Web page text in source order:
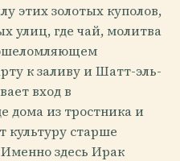
этих золотых куполов,
улиц, где чай, молитва
к заливу и Шатт-эль-
вход в
дома из тростника и
культуру старше
здесь Ирак